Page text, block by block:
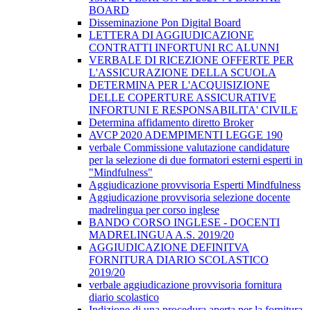
BOARD
Disseminazione Pon Digital Board
LETTERA DI AGGIUDICAZIONE
CONTRATTI INFORTUNI RC ALUNNI
VERBALE DI RICEZIONE OFFERTE PER
L'ASSICURAZIONE DELLA SCUOLA
DETERMINA PER L'ACQUISIZIONE
DELLE COPERTURE ASSICURATIVE
INFORTUNI E RESPONSABILITA' CIVILE
Determina affidamento diretto Broker
AVCP 2020 ADEMPIMENTI LEGGE 190
verbale Commissione valutazione candidature
per la selezione di due formatori esterni esperti in
"Mindfulness"
Aggiudicazione provvisoria Esperti Mindfulness
Aggiudicazione provvisoria selezione docente
madrelingua per corso inglese
BANDO CORSO INGLESE - DOCENTI
MADRELINGUA A.S. 2019/20
AGGIUDICAZIONE DEFINITVA
FORNITURA DIARIO SCOLASTICO
2019/20
verbale aggiudicazione provvisoria fornitura
diario scolastico